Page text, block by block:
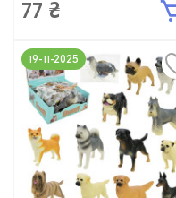
77 ₴
19-11-2025